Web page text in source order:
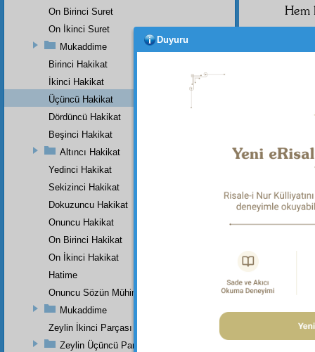
Hem
On Birinci Suret
On İkinci Suret
Mukaddime
Birinci Hakikat
İkinci Hakikat
Üçüncü Hakikat
Dördüncü Hakikat
Beşinci Hakikat
Altıncı Hakikat
Yedinci Hakikat
Sekizinci Hakikat
Dokuzuncu Hakikat
Onuncu Hakikat
On Birinci Hakikat
On İkinci Hakikat
Hatime
Onuncu Sözün Mühim Bir Zeyli Ve Lâhikasının Birinci Parçası
Mukaddime
Zeylin İkinci Parçası
Zeylin Üçüncü Parçası
Duyuru